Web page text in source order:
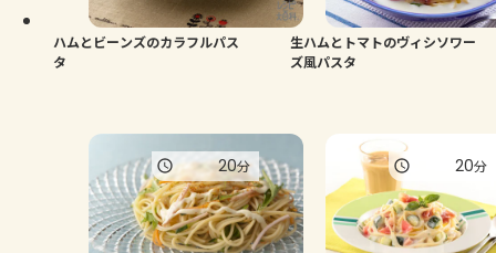
ハムとビーンズのカラフルパス
タ
生ハムとトマトのヴィシソワー
ズ風パスタ
20分 20分